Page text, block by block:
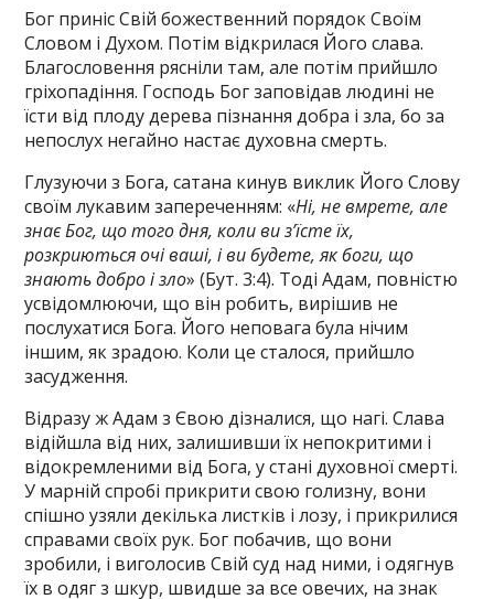
Бог приніс Свій божественний порядок Своїм
Словом і Духом. Потім відкрилася Його слава.
Благословення рясніли там, але потім прийшло
гріхопадіння. Господь Бог заповідав людині не
їсти від плоду дерева пізнання добра і зла, бо за
непослух негайно настає духовна смерть.
Глузуючи з Бога, сатана кинув виклик Його Слову
своїм лукавим запереченням: «Ні, не вмрете, але
знає Бог, що того дня, коли ви з’їсте їх,
розкриються очі ваші, і ви будете, як боги, що
знають добро і зло» (Бут. 3:4). Тоді Адам, повністю
усвідомлюючи, що він робить, вирішив не
послухатися Бога. Його неповага була нічим
іншим, як зрадою. Коли це сталося, прийшло
засудження.
Відразу ж Адам з Євою дізналися, що нагі. Слава
відійшла від них, залишивши їх непокритими і
відокремленими від Бога, у стані духовної смерті.
У марній спробі прикрити свою голизну, вони
спішно узяли декілька листків і лозу, і прикрилися
справами своїх рук. Бог побачив, що вони
зробили, і виголосив Свій суд над ними, і одягнув
їх в одяг з шкур, швидше за все овечих, на знак